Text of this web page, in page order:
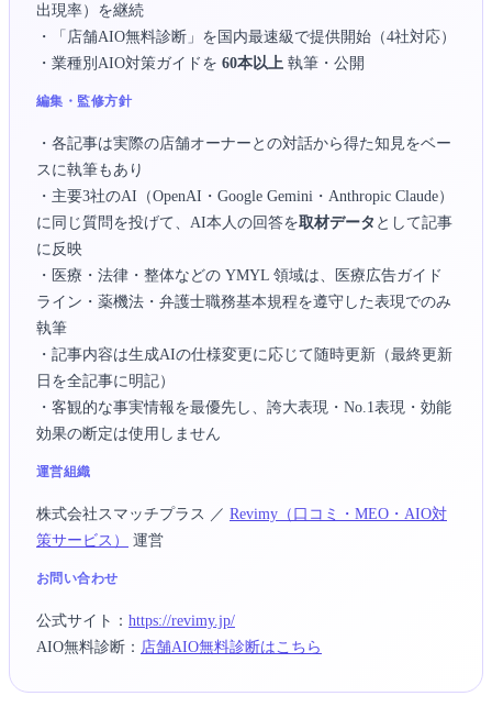
出現率）を継続
・「店舗AIO無料診断」を国内最速級で提供開始（4社対応）
・業種別AIO対策ガイドを 60本以上 執筆・公開
編集・監修方針
・各記事は実際の店舗オーナーとの対話から得た知見をベー
スに執筆もあり
・主要3社のAI（OpenAI・Google Gemini・Anthropic Claude）
に同じ質問を投げて、AI本人の回答を取材データ として記事
に反映
・医療・法律・整体などの YMYL 領域は、医療広告ガイド
ライン・薬機法・弁護士職務基本規程を遵守した表現でのみ
執筆
・記事内容は生成AIの仕様変更に応じて随時更新（最終更新
日を全記事に明記）
・客観的な事実情報を最優先し、誇大表現・No.1表現・効能
効果の断定は使用しません
運営組織
株式会社スマッチプラス ／ Revimy（口コミ・MEO・AIO対
策サービス）
運営
お問い合わせ
公式サイト： https://revimy.jp/
AIO無料診断： 店舗AIO無料診断はこちら